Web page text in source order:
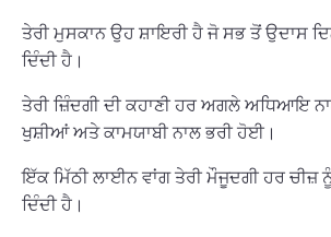
ਤੇਰੀ ਮੁਸਕਾਨ ਉਹ ਸ਼ਾਇਰੀ ਹੈ ਜੋ ਸਭ ਤੋਂ ਉਦਾਸ
ਦਿੰਦੀ ਹੈ।
ਤੇਰੀ ਜ਼ਿੰਦਗੀ ਦੀ ਕਹਾਣੀ ਹਰ ਅਗਲੇ ਅਧਿਆਇ
ਖੁਸ਼ੀਆਂ ਅਤੇ ਕਾਮਯਾਬੀ ਨਾਲ ਭਰੀ ਹੋਈ।
ਇੱਕ ਮਿੱਠੀ ਲਾਈਨ ਵਾਂਗ ਤੇਰੀ ਮੌਜੂਦਗੀ ਹਰ ਚੀਜ਼
ਦਿੰਦੀ ਹੈ।